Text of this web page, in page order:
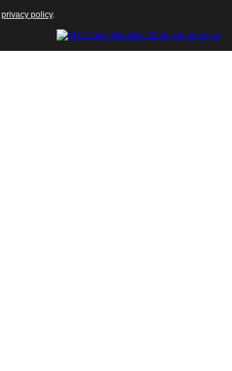
privacy policy.